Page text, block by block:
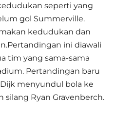
seperti yang
gol Summerville.
kedudukan dan
ini diawali
tim yang sama-sama
Pertandingan baru
menyundul bola ke
silang Ryan Gravenberch.